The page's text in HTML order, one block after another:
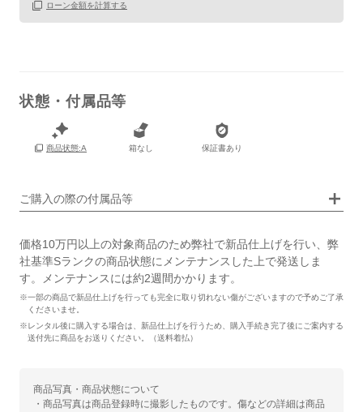
ローン金額を計算する
状態・付属品等
商品状態:A 箱なし 保証書あり
ご購入の際の付属品等
価格10万円以上の対象商品のため弊社で新品仕上げを行い、弊
社基準Sランクの商品状態にメンテナンスした上で発送しま
す。メンテナンスには約2週間かかります。
※一部の商品で新品仕上げを行っても完全に取り切れない傷がございますので予めご了承
くださいませ。
※レンタル後に購入する場合は、新品仕上げを行うため、購入手続き完了後にご案内する
送付先に商品をお送りください。（送料着払）
商品写真・商品状態について
・商品写真は商品登録時に撮影したものです。傷などの詳細は商品